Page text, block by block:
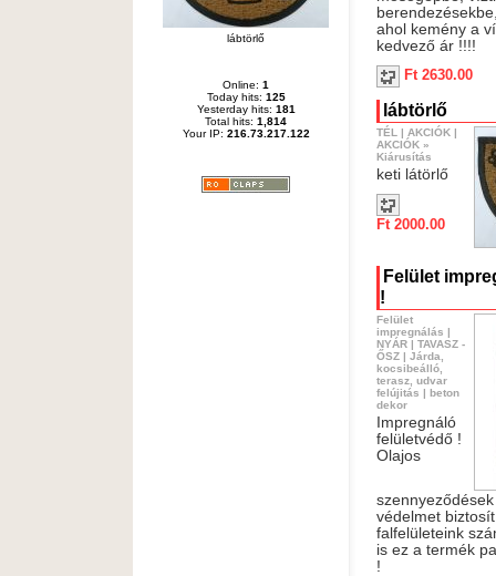
lábtörlő
Online: 1
Today hits: 125
Yesterday hits: 181
Total hits: 1,814
Your IP: 216.73.217.122
ahol kemény a
kedvező ár !!!!
Ft 2630.00
lábtörlő
TÉL | AKCIÓK|
AKCIÓK»
Kiárusítás
keti látörlő
Ft 2000.00
Felület
!
Felület
impregnálás |
NYÁR| TAVASZ -
ŐSZ| Járda,
kocsibeálló,
terasz, udvar
felújitás | beton
dekor
Impregnáló
felületvédő !
Olajos
védelmet
falfelületeink
is ez a termék
!